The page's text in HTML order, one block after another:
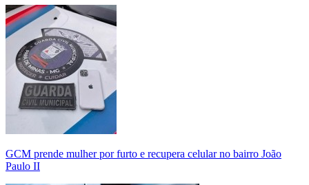
GCM prende mulher por furto e recupera celular no bairro João
Paulo II